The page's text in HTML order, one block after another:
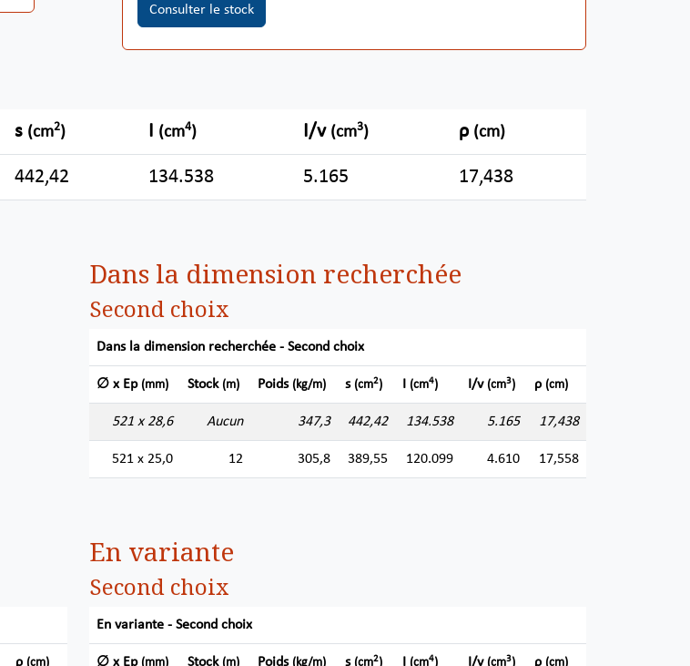
Consulter le stock
s (cm2) I (cm4) I/v (cm3) ρ (cm)
442,42 134.538 5.165 17,438
Dans la dimension recherchée
Second choix
Dans la dimension recherchée - Second choix
∅ x Ep (mm) Stock (m) Poids (kg/m) s (cm2) I (cm4) I/v (cm3) ρ (cm)
521 x 28,6 Aucun 347,3 442,42 134.538 5.165 17,438
521 x 25,0 12 305,8 389,55 120.099 4.610 17,558
ρ (cm)
En variante
Second choix
En variante - Second choix
∅ x Ep (mm) Stock (m) Poids (kg/m) s (cm2) I (cm4) I/v (cm3) ρ (cm)